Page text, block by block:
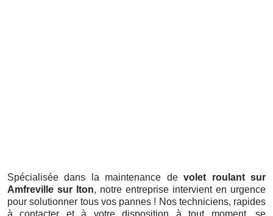
Spécialisée dans la maintenance devolet roulant sur
Amfreville sur Iton, notre entreprise intervient en urgence
pour solutionner tous vos pannes ! Nos techniciens, rapides